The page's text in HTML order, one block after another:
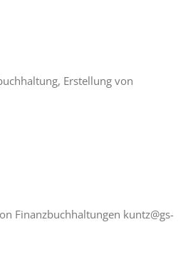
Erstellung von
Finanzbuchhaltungen kuntz@gs-